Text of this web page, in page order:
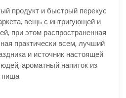
продукт и быстрый перекус
вещь с интригующей и
при этом распространенная
практически всем, лучший
и источник настоящей
ароматный напиток из
пища